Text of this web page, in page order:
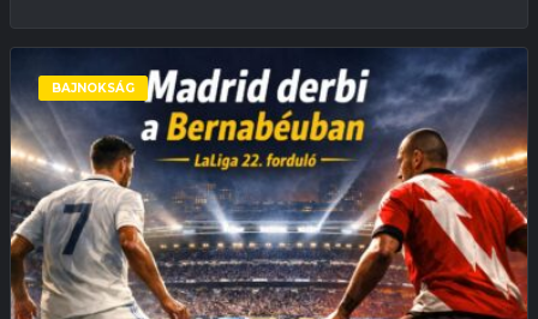
BAJNOKSÁG